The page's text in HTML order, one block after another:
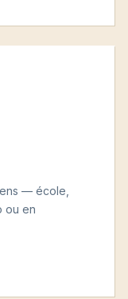
— école,
ou en